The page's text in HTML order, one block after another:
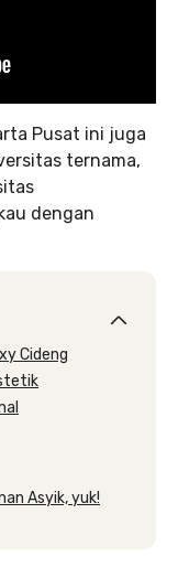
Pusat ini juga
ternama,
dengan
Cideng
Asyik, yuk!